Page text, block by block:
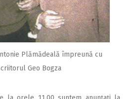
Plămădeală împreună cu
Geo Bogza